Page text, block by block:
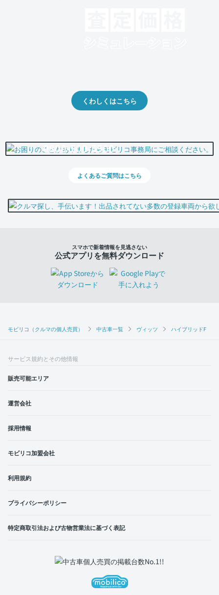
モビリコ（クルマの個人売買） 中古車一覧 ヴィッツ ハイブリッドF
くわしくはこちら
0800-500-5500
よくあるご質問はこちら
スマホで新着情報を見逃さない
公式アプリを無料ダウンロード
サービス規約とその他情報
販売可能エリア
運営会社
採用情報
モビリコ加盟会社
利用規約
プライバシーポリシー
特定商取引法および古物営業法に基づく表記